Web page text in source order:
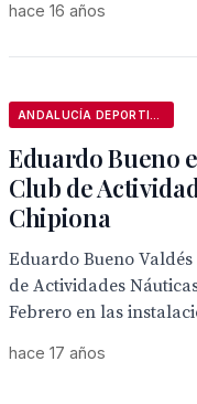
hace 16 años
Eduardo Bueno
Club de
Chipiona
Eduardo Bueno
de Actividades
Febrero en las
hace 17 años